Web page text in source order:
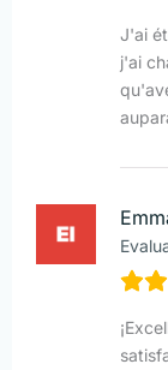
J'ai
j'ai